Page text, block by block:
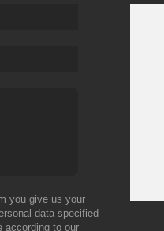
you give us your
data specified
according to our